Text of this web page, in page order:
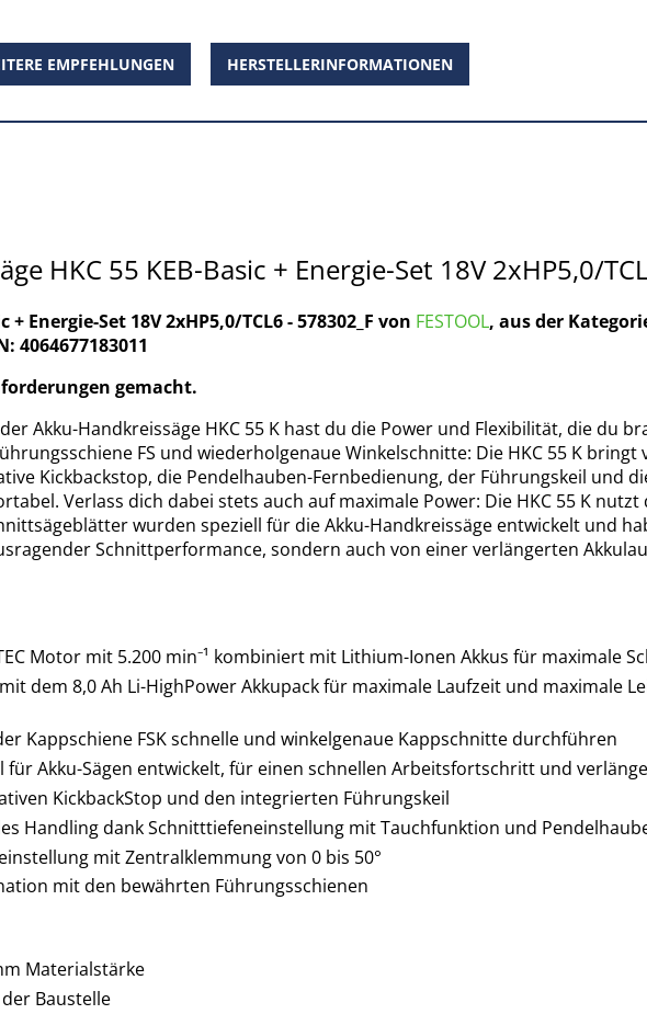
EMPFEHLUNGEN HERSTELLERINFORMATIONEN
HKC 55 KEB-Basic + Energie-Set 18V 2xHP5,0/
Energie-Set 18V 2xHP5,0/TCL6 - 578302_F von FESTOOL, aus der
4064677183011
gemacht.
Akku-Handkreissäge HKC 55 K hast du die Power und Flexibilität, die du
FS und wiederholgenaue Winkelschnitte: Die HKC 55 K
Kickbackstop, die Pendelhauben-Fernbedienung, der Führungskeil und
Verlass dich dabei stets auch auf maximale Power: Die HKC 55 K
wurden speziell für die Akku-Handkreissäge entwickelt und
Schnittperformance, sondern auch von einer verlängerten
Motor mit 5.200 min⁻¹ kombiniert mit Lithium-Ionen Akkus für maximale
dem 8,0 Ah Li-HighPower Akkupack für maximale Laufzeit und maximale
Kappschiene FSK schnelle und winkelgenaue Kappschnitte durchführen
für Akku-Sägen entwickelt, für einen schnellen Arbeitsfortschritt und
KickbackStop und den integrierten Führungskeil
Handling dank Schnitttiefeneinstellung mit Tauchfunktion und
mit Zentralklemmung von 0 bis 50°
mit den bewährten Führungsschienen
Materialstärke
Baustelle